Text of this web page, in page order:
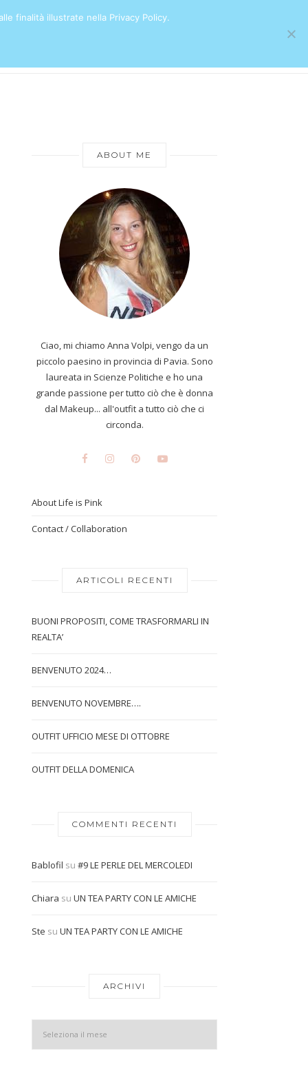
ABOUT ME
Ciao, mi chiamo Anna Volpi, vengo da un
piccolo paesino in provincia di Pavia. Sono
laureata in Scienze Politiche e ho una
grande passione per tutto ciò che è donna
dal Makeup... all'outfit a tutto ciò che ci
circonda.
About Life is Pink
Contact / Collaboration
ARTICOLI RECENTI
BUONI PROPOSITI, COME TRASFORMARLI IN
REALTA’
BENVENUTO 2024…
BENVENUTO NOVEMBRE….
OUTFIT UFFICIO MESE DI OTTOBRE
OUTFIT DELLA DOMENICA
COMMENTI RECENTI
Bablofil su #9 LE PERLE DEL MERCOLEDI
Chiara su UN TEA PARTY CON LE AMICHE
Ste su UN TEA PARTY CON LE AMICHE
ARCHIVI
finalità illustrate nella Privacy Policy.